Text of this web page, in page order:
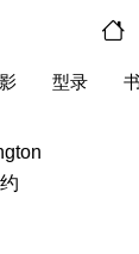
型录